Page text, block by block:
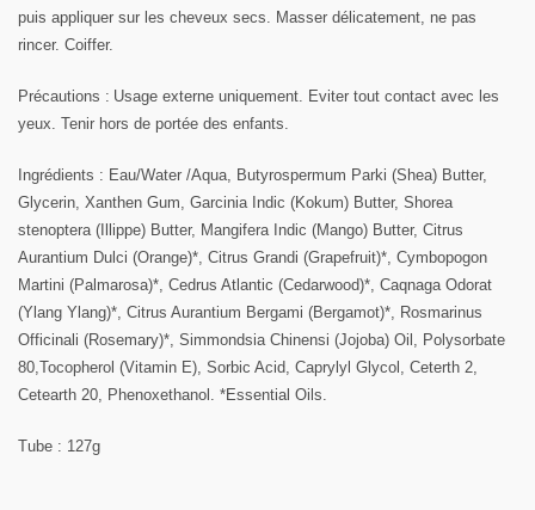
puis appliquer sur les cheveux secs. Masser délicatement, ne pas
rincer. Coiffer.
Précautions : Usage externe uniquement. Eviter tout contact avec les
yeux. Tenir hors de portée des enfants.
Ingrédients : Eau/Water /Aqua, Butyrospermum Parki (Shea) Butter,
Glycerin, Xanthen Gum, Garcinia Indic (Kokum) Butter, Shorea
stenoptera (Illippe) Butter, Mangifera Indic (Mango) Butter, Citrus
Aurantium Dulci (Orange)*, Citrus Grandi (Grapefruit)*, Cymbopogon
Martini (Palmarosa)*, Cedrus Atlantic (Cedarwood)*, Caqnaga Odorat
(Ylang Ylang)*, Citrus Aurantium Bergami (Bergamot)*, Rosmarinus
Officinali (Rosemary)*, Simmondsia Chinensi (Jojoba) Oil, Polysorbate
80,Tocopherol (Vitamin E), Sorbic Acid, Caprylyl Glycol, Ceterth 2,
Cetearth 20, Phenoxethanol. *Essential Oils.
Tube : 127g